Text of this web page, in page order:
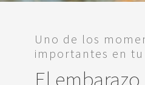
Uno de los
importantes en tu
El embarazo